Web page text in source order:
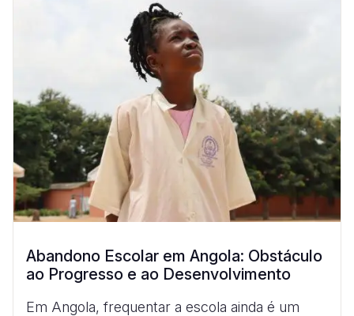
Abandono Escolar em Angola: Obstáculo
ao Progresso e ao Desenvolvimento
Em Angola, frequentar a escola ainda é um